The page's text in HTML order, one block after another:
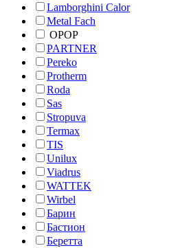
Lamborghini Calor
Metal Fach
OPOP
PARTNER
Pereko
Protherm
Roda
Sas
Stropuva
Termax
TIS
Unilux
Viadrus
WATTEK
Wirbel
Барин
Бастион
Беретта